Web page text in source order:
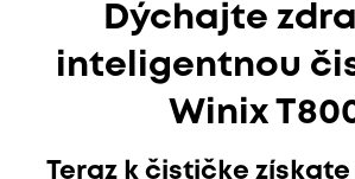
Prírodné
alergénov
Účinné a
alergiách na peľ,